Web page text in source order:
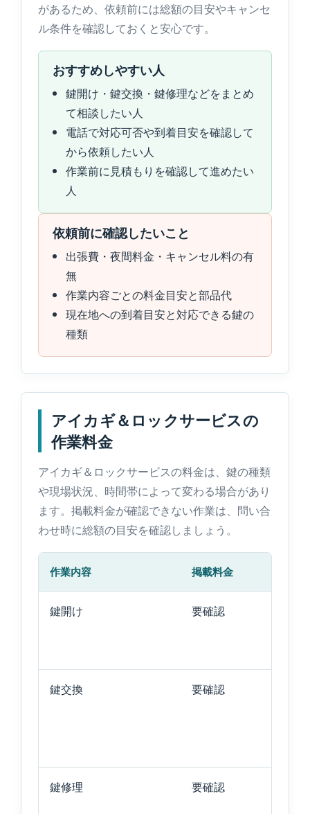
があるため、依頼前には総額の目安やキャンセ
ル条件を確認しておくと安心です。
おすすめしやすい人
鍵開け・鍵交換・鍵修理などをまとめ
て相談したい人
電話で対応可否や到着目安を確認して
から依頼したい人
作業前に見積もりを確認して進めたい
人
依頼前に確認したいこと
出張費・夜間料金・キャンセル料の有
無
作業内容ごとの料金目安と部品代
現在地への到着目安と対応できる鍵の
種類
アイカギ＆ロックサービスの
作業料金
アイカギ＆ロックサービスの料金は、鍵の種類
や現場状況、時間帯によって変わる場合があり
ます。掲載料金が確認できない作業は、問い合
わせ時に総額の目安を確認しましょう。
作業内容 掲載料金
鍵開け 要確認
鍵交換 要確認
鍵修理 要確認